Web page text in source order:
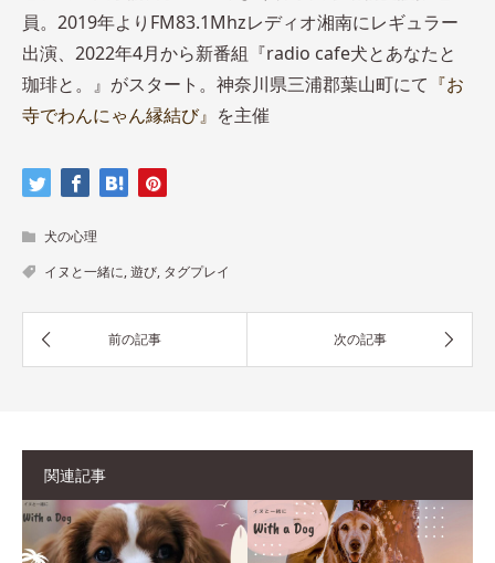
員。2019年よりFM83.1Mhzレディオ湘南にレギュラー
出演、2022年4月から新番組『radio cafe犬とあなたと
珈琲と。』がスタート。神奈川県三浦郡葉山町にて 『お
寺でわんにゃん縁結び』 を主催
犬の心理
イヌと一緒に,遊び, タグプレイ
関連記事